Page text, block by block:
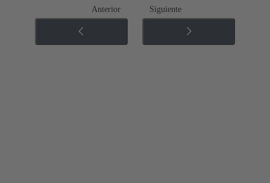
Anterior Siguiente